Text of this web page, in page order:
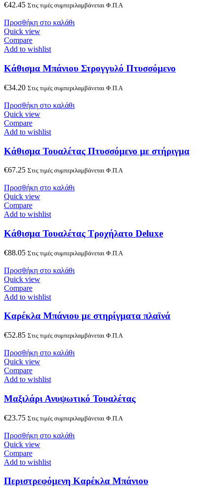
€42.45 Στις τιμές συμπεριλαμβάνεται Φ.Π.Α
Προσθήκη στο καλάθι
Quick view
Compare
Add to wishlist
Κάθισμα Μπάνιου Στρογγυλό Πτυσσόμενο
€34.20 Στις τιμές συμπεριλαμβάνεται Φ.Π.Α
Προσθήκη στο καλάθι
Quick view
Compare
Add to wishlist
Κάθισμα Τουαλέτας Πτυσσόμενο με στήριγμα
€67.25 Στις τιμές συμπεριλαμβάνεται Φ.Π.Α
Προσθήκη στο καλάθι
Quick view
Compare
Add to wishlist
Κάθισμα Τουαλέτας Τροχήλατο Deluxe
€88.05 Στις τιμές συμπεριλαμβάνεται Φ.Π.Α
Προσθήκη στο καλάθι
Quick view
Compare
Add to wishlist
Καρέκλα Μπάνιου με στηρίγματα πλαϊνά
€52.85 Στις τιμές συμπεριλαμβάνεται Φ.Π.Α
Προσθήκη στο καλάθι
Quick view
Compare
Add to wishlist
Μαξιλάρι Ανυψωτικό Τουαλέτας
€23.75 Στις τιμές συμπεριλαμβάνεται Φ.Π.Α
Προσθήκη στο καλάθι
Quick view
Compare
Add to wishlist
Περιστρεφόμενη Καρέκλα Μπάνιου